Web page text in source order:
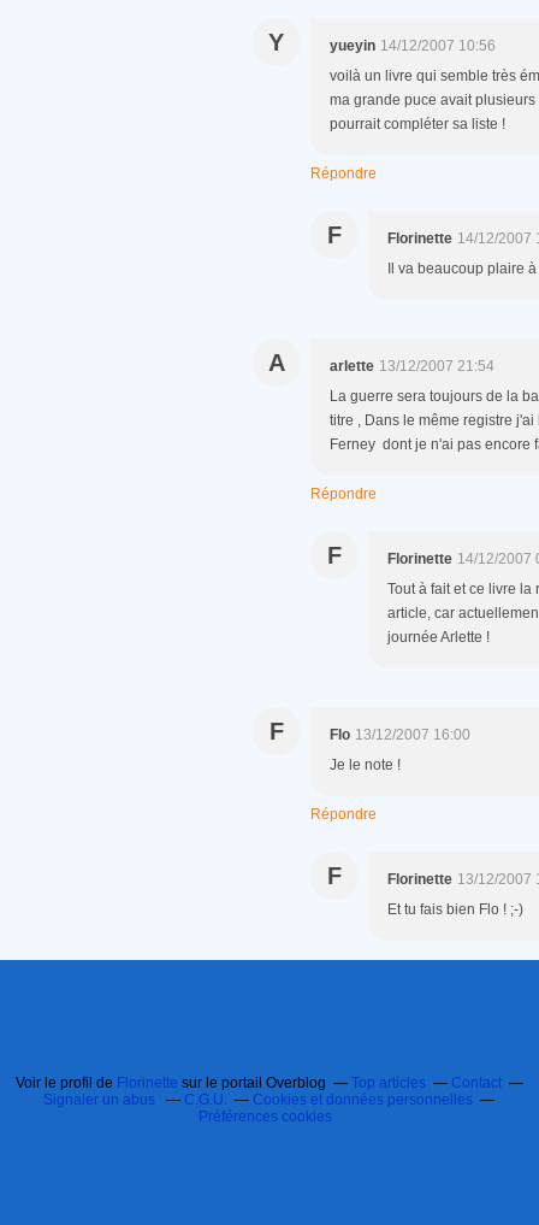
Y yueyin 14/12/2007 10:56
voilà un livre qui semble très
ma grande puce avait
pourrait compléter sa liste !
Répondre
F Florinette 14/12/2007
Il va beaucoup plaire
A arlette 13/12/2007 21:54
La guerre sera toujours de la
titre , Dans le même registre
Ferney dont je n'ai pas encore
Répondre
F Florinette 14/12/2007
Tout à fait et ce livre
article, car
journée Arlette !
F Flo 13/12/2007 16:00
Je le note !
Répondre
F Florinette 13/12/2007
Et tu fais bien Flo ! ;-)
Voir le profil de Florinette sur le portail Overblog Top articles
Contact
Signaler un abus
C.G.U.
Cookies et données personnelles
Préférences cookies